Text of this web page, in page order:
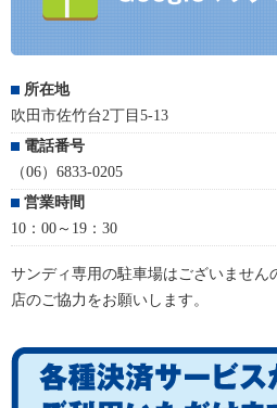
所在地
吹田市佐竹台2丁目5-13
電話番号
（06）6833-0205
営業時間
10：00～19：30
サンディ専用の駐車場はございません
店のご協力をお願いします。